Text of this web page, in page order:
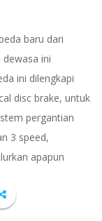
baru dari
ini
ini dilengkapi
disc brake, untuk
pergantian
3 speed,
apapun